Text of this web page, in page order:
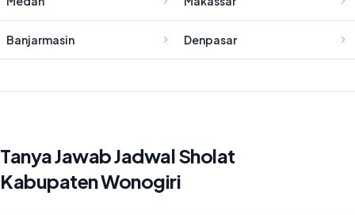
Banjarmasin Denpasar
Tanya Jawab Jadwal Sholat
Kabupaten Wonogiri